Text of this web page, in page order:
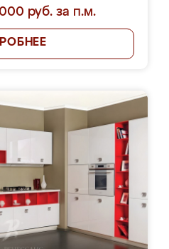
руб. за п.м.